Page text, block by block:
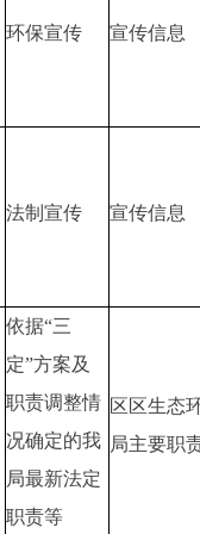
环保宣传 宣传信息
法制宣传 宣传信息
依据“三
定”方案及
职责调整情
况确定的我
局最新法定
职责等
区区生态
局主要职